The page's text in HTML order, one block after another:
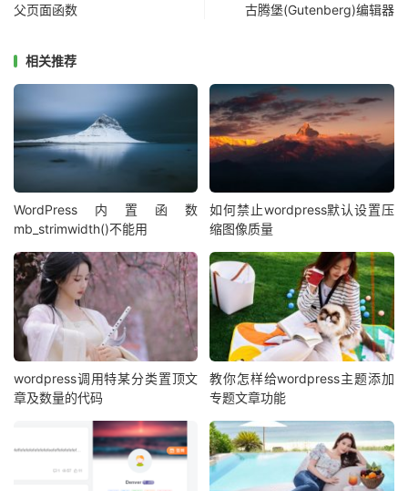
$taxonomy
            echo $before
. esc_html ($term>name)
. $after;
// 如果是搜索结果页面
elseif
            echo $before
. 'Search results for
"' . get_search_query () '"' . $after;
// 如果是单独页面
} elseif ( is_single ()) {
            $category
get_the_category();
if ( $category
{
                $catID
$category[0]>cat_ID;
echo get_category_parents ($catID, TRUE ,
.
$delimiter
            echo
'<a href="' . get_permalink()
'">' . get_the_title() '</a>';
父页面函数
古腾堡(Gutenberg)编辑器
相关推荐
WordPress内置函数
mb_strimwidth()不能用
如何禁止wordpress默认设置压
缩图像质量
wordpress调用特某分类置顶文
章及数量的代码
教你怎样给wordpress主题添加
专题文章功能